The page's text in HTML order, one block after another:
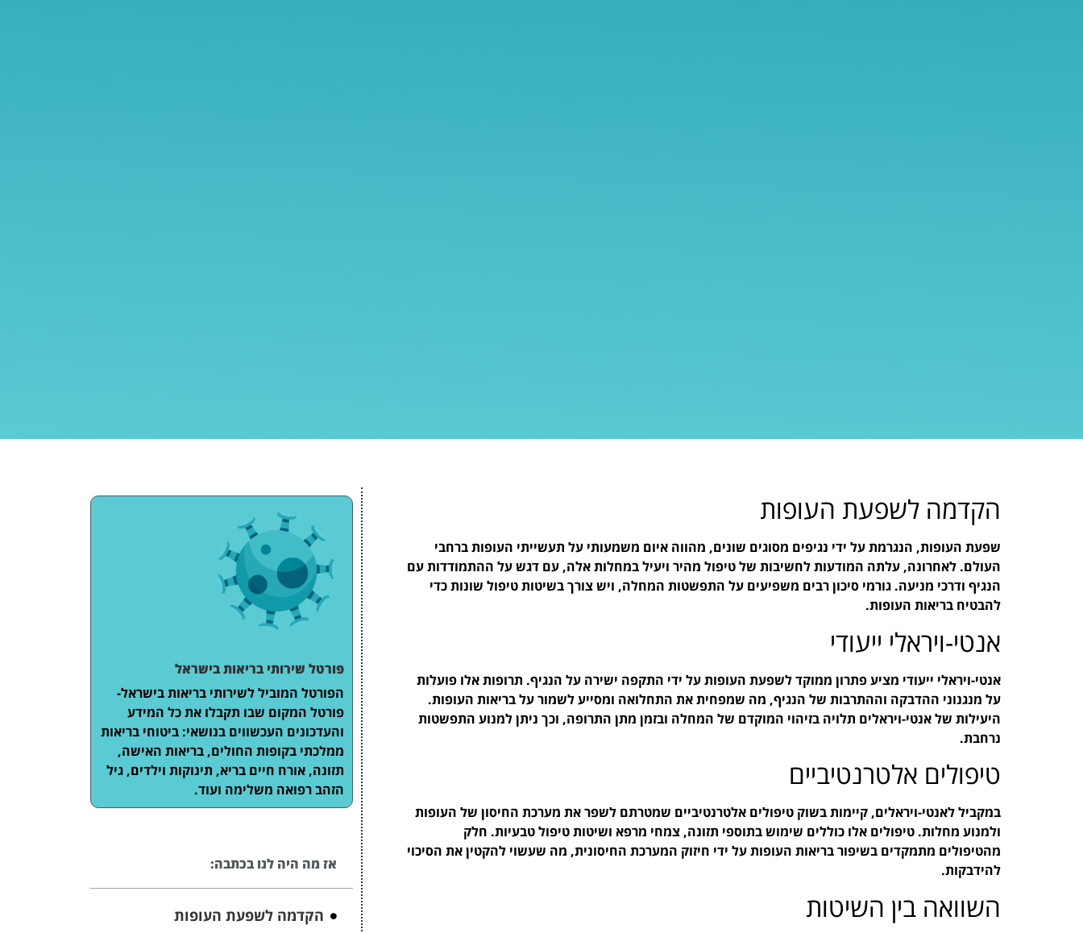
הקדמה לשפעת העופות
שפעת העופות, הנגרמת על ידי נגיפים מסוגים שונים, מהווה איום משמעותי על תעשייתי העופות ברחבי
העולם. לאחרונה, עלתה המודעות לחשיבות של טיפול מהיר ויעיל במחלות אלה, עם דגש על ההתמודדות עם
הנגיף ודרכי מניעה. גורמי סיכון רבים משפיעים על התפשטות המחלה, ויש צורך בשיטות טיפול שונות כדי
להבטיח בריאות העופות.
אנטי-ויראלי ייעודי
אנטי-ויראלי ייעודי מציע פתרון ממוקד לשפעת העופות על ידי התקפה ישירה על הנגיף. תרופות אלו פועלות
על מנגנוני ההדבקה וההתרבות של הנגיף, מה שמפחית את התחלואה ומסייע לשמור על בריאות העופות.
היעילות של אנטי-ויראלים תלויה בזיהוי המוקדם של המחלה ובזמן מתן התרופה, וכך ניתן למנוע התפשטות
נרחבת.
טיפולים אלטרנטיביים
במקביל לאנטי-ויראלים, קיימות בשוק טיפולים אלטרנטיביים שמטרתם לשפר את מערכת החיסון של העופות
ולמנוע מחלות. טיפולים אלו כוללים שימוש בתוספי תזונה, צמחי מרפא ושיטות טיפול טבעיות. חלק
מהטיפולים מתמקדים בשיפור בריאות העופות על ידי חיזוק המערכת החיסונית, מה שעשוי להקטין את הסיכוי
להידבקות.
השוואה בין השיטות
פורטל שירותי בריאות בישראל
הפורטל המוביל לשירותי בריאות בישראל-
פורטל המקום שבו תקבלו את כל המידע
והעדכונים העכשווים בנושאי: ביטוחי בריאות
ממלכתי בקופות החולים, בריאות האישה,
תזונה, אורח חיים בריא, תינוקות וילדים, גיל
הזהב רפואה משלימה ועוד.
אז מה היה לנו בכתבה:
הקדמה לשפעת העופות